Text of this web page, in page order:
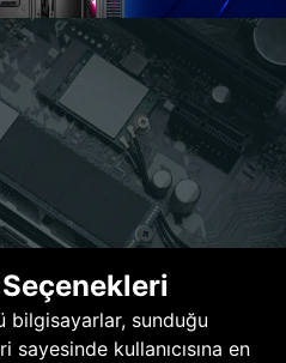
bilgisayarlar, sunduğu
kullanıcısına en